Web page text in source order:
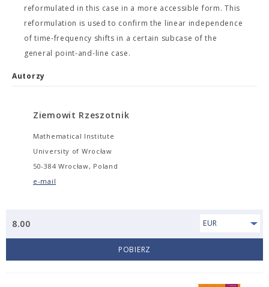
reformulated in this case in a more accessible form. This
reformulation is used to confirm the linear independence
of time-frequency shifts in a certain subcase of the
general point-and-line case.
Autorzy
Ziemowit Rzeszotnik
Mathematical Institute
University of Wrocław
50-384 Wrocław, Poland
e-mail
8.00 EUR
POBIERZ